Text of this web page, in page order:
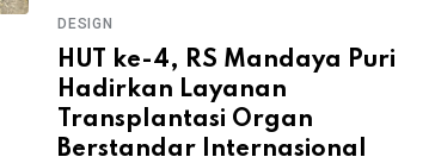
DESIGN
HUT ke-4, RS Mandaya Puri
Hadirkan Layanan
Transplantasi Organ
Berstandar Internasional